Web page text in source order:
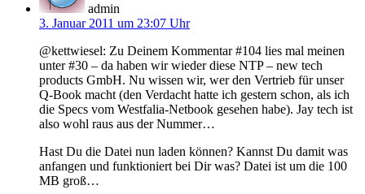
admin
3. Januar 2011 um 23:07 Uhr
@kettwiesel: Zu Deinem Kommentar #104 lies mal meinen
unter #30 – da haben wir wieder diese NTP – new tech
products GmbH. Nu wissen wir, wer den Vertrieb für unser
Q-Book macht (den Verdacht hatte ich gestern schon, als ich
die Specs vom Westfalia-Netbook gesehen habe). Jay tech ist
also wohl raus aus der Nummer…
Hast Du die Datei nun laden können? Kannst Du damit was
anfangen und funktioniert bei Dir was? Datei ist um die 100
MB groß…